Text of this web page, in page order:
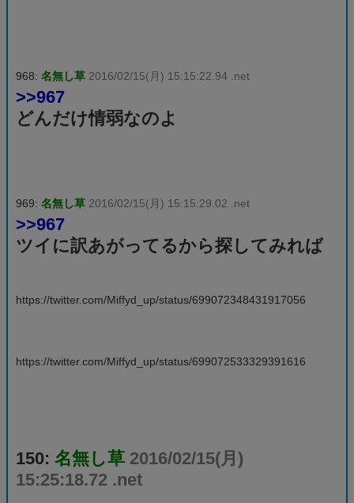
968: 名無し草 2016/02/15(月) 15:15:22.94 .net
>>967
どんだけ情弱なのよ
969: 名無し草 2016/02/15(月) 15:15:29.02 .net
>>967
ツイに訳あがってるから探してみれば
https://twitter.com/Miffyd_up/status/699072348431917056
https://twitter.com/Miffyd_up/status/699072533329391616
150: 名無し草 2016/02/15(月)
15:25:18.72 .net